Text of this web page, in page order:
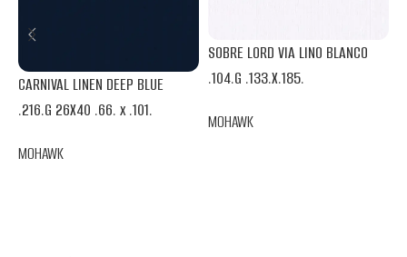
CARNIVAL LINEN DEEP BLUE
.216.G 26X40 .66. x .101.
MOHAWK
SOBRE LORD VIA LINO BLANCO
.104.G .133.X.185.
MOHAWK